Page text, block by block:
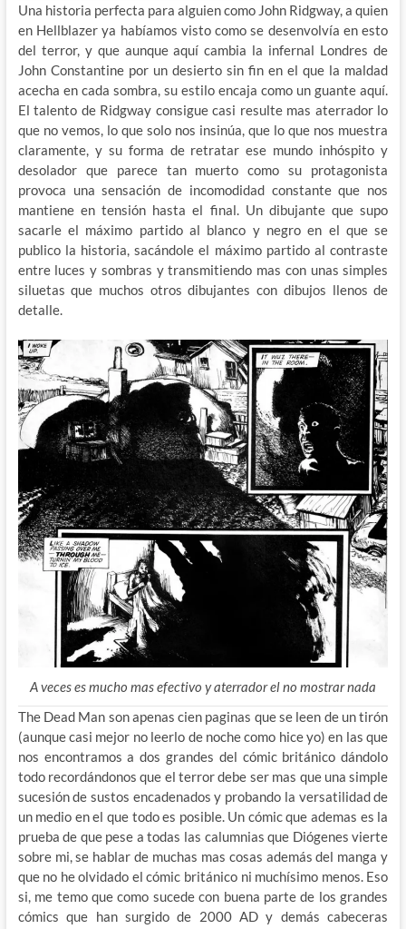
Una historia perfecta para alguien como John Ridgway, a quien
en Hellblazer ya habíamos visto como se desenvolvía en esto
del terror, y que aunque aquí cambia la infernal Londres de
John Constantine por un desierto sin fin en el que la maldad
acecha en cada sombra, su estilo encaja como un guante aquí.
El talento de Ridgway consigue casi resulte mas aterrador lo
que no vemos, lo que solo nos insinúa, que lo que nos muestra
claramente, y su forma de retratar ese mundo inhóspito y
desolador que parece tan muerto como su protagonista
provoca una sensación de incomodidad constante que nos
mantiene en tensión hasta el final. Un dibujante que supo
sacarle el máximo partido al blanco y negro en el que se
publico la historia, sacándole el máximo partido al contraste
entre luces y sombras y transmitiendo mas con unas simples
siluetas que muchos otros dibujantes con dibujos llenos de
detalle.
A veces es mucho mas efectivo y aterrador el no mostrar nada
The Dead Man son apenas cien paginas que se leen de un tirón
(aunque casi mejor no leerlo de noche como hice yo) en las que
nos encontramos a dos grandes del cómic británico dándolo
todo recordándonos que el terror debe ser mas que una simple
sucesión de sustos encadenados y probando la versatilidad de
un medio en el que todo es posible. Un cómic que ademas es la
prueba de que pese a todas las calumnias que Diógenes vierte
sobre mi, se hablar de muchas mas cosas además del manga y
que no he olvidado el cómic británico ni muchísimo menos. Eso
si, me temo que como sucede con buena parte de los grandes
cómics que han surgido de 2000 AD y demás cabeceras